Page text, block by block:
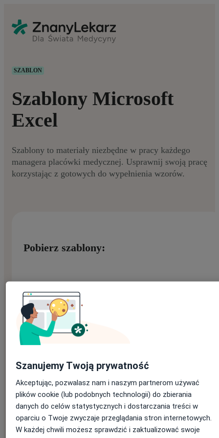
SZABLON
Szablony Microsoft
Excel
Szablony to materiały niezbędne w pracy każdego
managera placówki medycznej. Usprawnij swoją pracę
korzystając z gotowych do wypełnienia wzorów.
Pobierz szablony:
Nazwisko*
E-mail*
Jeśli masz konto na ZnanyLekarz, podaj e-mail, którym się
logujesz
Szanujemy Twoją prywatność
Akceptując, pozwalasz nam i naszym partnerom używać
plików cookie (lub podobnych technologii) do zbierania
danych do celów statystycznych i dostarczania treści w
oparciu o Twoje zwyczaje przeglądania stron internetowych.
W każdej chwili możesz sprawdzić i zaktualizować swoje